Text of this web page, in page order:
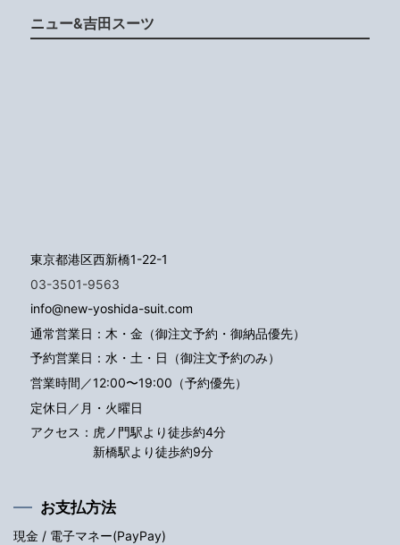
ニュー&吉田スーツ
東京都港区西新橋1-22-1
03-3501-9563
info@new-yoshida-suit.com
通常営業日：木・金（御注文予約・御納品優先）
予約営業日：水・土・日（御注文予約のみ）
営業時間／12:00〜19:00（予約優先）
定休日／月・火曜日
アクセス： 虎ノ門駅より徒歩約4分
新橋駅より徒歩約9分
お支払方法
現金 / 電子マネー(PayPay)